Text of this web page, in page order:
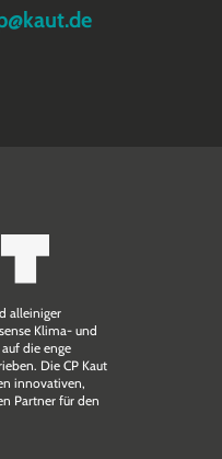
alleiniger
Klima- und
die enge
Die CP Kaut
innovativen,
Partner für den